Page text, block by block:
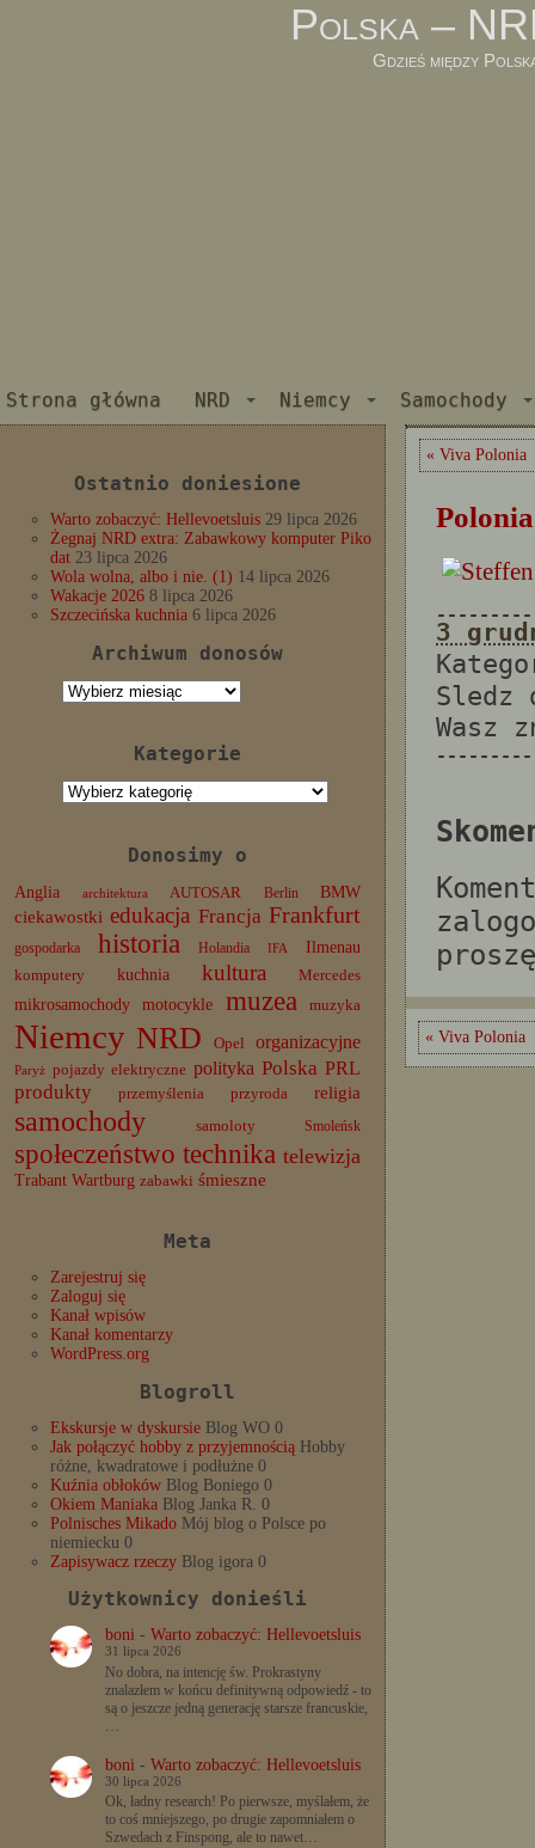
Polska –
Gdzieś między
Strona główna NRD Niemcy Samochody
Ostatnio doniesione
Warto zobaczyć: Hellevoetsluis 29 lipca 2026
Żegnaj NRD extra: Zabawkowy komputer Piko
dat 23 lipca 2026
Wola wolna, albo i nie. (1) 14 lipca 2026
Wakacje 2026 8 lipca 2026
Szczecińska kuchnia 6 lipca 2026
Archiwum donosów
Archiwum
Kategorie
Kategorie
Donosimy o
Anglia architektura AUTOSAR Berlin BMW
ciekawostki edukacja Francja Frankfurt
gospodarka historia Holandia IFA
Ilmenau
komputery
kuchnia kultura Mercedes
mikrosamochody motocykle muzea muzyka
Niemcy NRD Opel organizacyjne
Paryż pojazdy elektryczne polityka Polska PRL
produkty
przemyślenia przyroda religia
samochody samoloty Smoleńsk
społeczeństwo technika telewizja
Trabant Wartburg zabawki śmieszne
Meta
Zarejestruj się
Zaloguj się
Kanał wpisów
Kanał komentarzy
WordPress.org
Blogroll
Ekskursje w dyskursie Blog WO 0
Jak połączyć hobby z przyjemnością Hobby
różne, kwadratowe i podłużne 0
Kuźnia obłoków Blog Boniego 0
Okiem Maniaka Blog Janka R. 0
Polnisches Mikado Mój blog o Polsce po
niemiecku 0
Zapisywacz rzeczy Blog igora 0
Użytkownicy donieśli
boni- Warto zobaczyć: Hellevoetsluis
31 lipca 2026
No dobra, na intencję św. Prokrastyny
znalazłem w końcu definitywną odpowiedź - to
są o jeszcze jedną generację starsze francuskie,
…
boni- Warto zobaczyć: Hellevoetsluis
30 lipca 2026
Ok, ładny research! Po pierwsze, myślałem, że
to coś mniejszego, po drugie zapomniałem o
Szwedach z Finspong, ale to nawet…
« Viva Polonia
Polonia
3
Sledz
Wasz
« Viva Polonia